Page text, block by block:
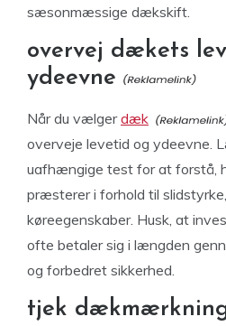
sæsonmæssige dækskift.
overvej dækets
ydeevne
Når du vælgerdæk
overveje levetid og ydeevne.
uafhængige test for at forstå,
præsterer i forhold til
køreegenskaber. Husk, at
ofte betaler sig i længden
og forbedret sikkerhed.
tjek